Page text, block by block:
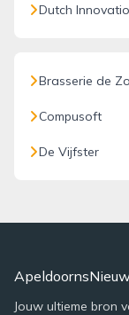
Dutch
Brasserie de
Compusoft
De Vijfster
Jouw ultieme bron